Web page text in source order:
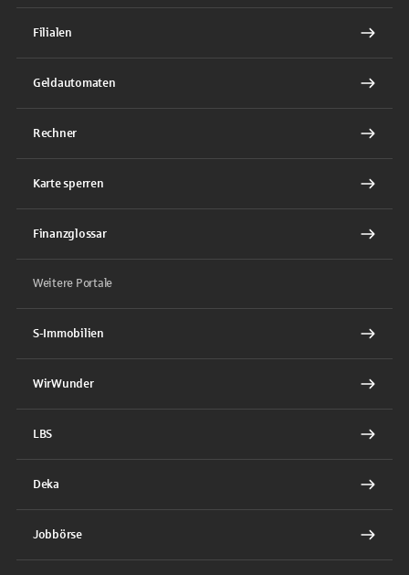
Filialen
Geldautomaten
Rechner
Karte sperren
Finanzglossar
Weitere Portale
S-Immobilien
WirWunder
LBS
Deka
Jobbörse